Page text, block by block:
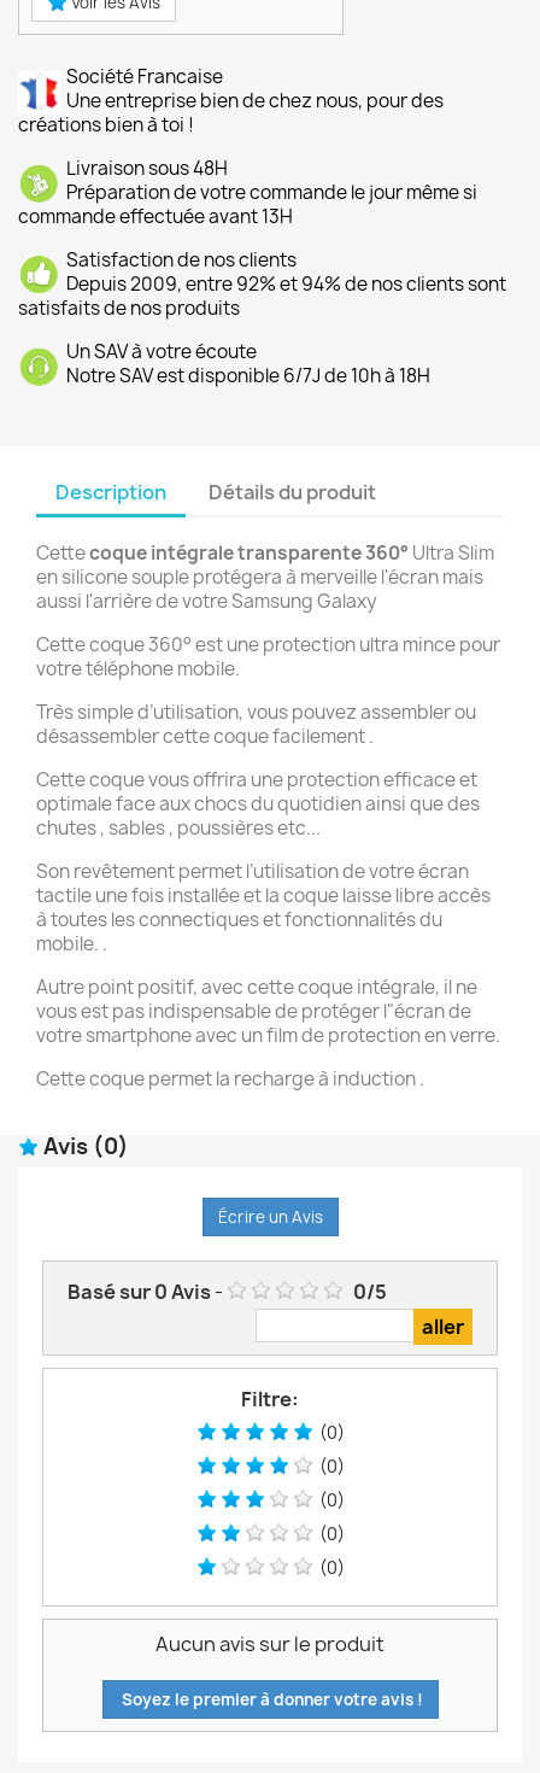
Société Francaise
Une entreprise bien de chez nous, pour des
créations bien à toi !
Livraison sous 48H
Préparation de votre commande le jour même si
commande effectuée avant 13H
Satisfaction de nos clients
Depuis 2009, entre 92% et 94% de nos clients sont
satisfaits de nos produits
Un SAV à votre écoute
Notre SAV est disponible 6/7J de 10h à 18H
Description Détails du produit
Cettecoque intégrale transparente 360° Ultra Slim
en silicone souple protégera à merveille l'écran mais
aussi l'arrière de votre Samsung Galaxy
Cette coque 360° est une protection ultra mince pour
votre téléphone mobile.
Très simple d’utilisation, vous pouvez assembler ou
désassembler cette coque facilement .
Cette coque vous offrira une protection efficace et
optimale face aux chocs du quotidien ainsi que des
chutes , sables , poussières etc...
Son revêtement permet l’utilisation de votre écran
tactile une fois installée et la coque laisse libre accès
à toutes les connectiques et fonctionnalités du
mobile. .
Autre point positif, avec cette coque intégrale, il ne
vous est pas indispensable de protéger l"écran de
votre smartphone avec un film de protection en verre.
Cette coque permet la recharge à induction .
Avis (0)
Écrire un Avis
Basé sur0Avis- 0/5
Filtre:
(0)
(0)
(0)
(0)
(0)
Aucun avis sur le produit
Soyez le premier à donner votre avis !